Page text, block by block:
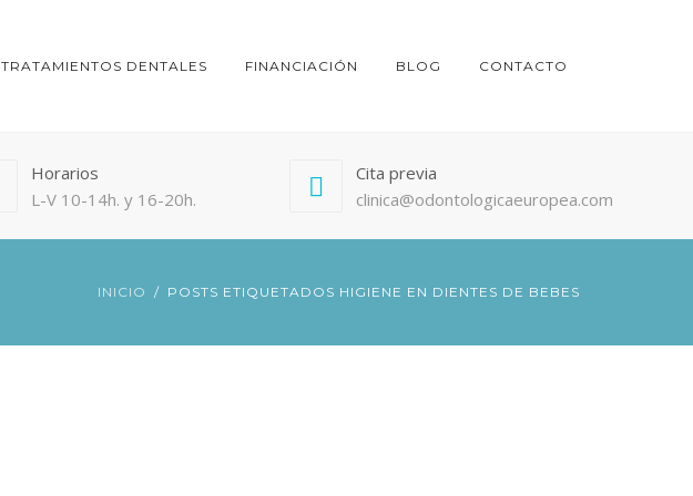
TRATAMIENTOS DENTALES FINANCIACIÓN BLOG CONTACTO
Horarios
L-V 10-14h. y 16-20h.
Cita previa
clinica@odontologicaeuropea.com
INICIO POSTS ETIQUETADOS HIGIENE EN DIENTES DE BEBES